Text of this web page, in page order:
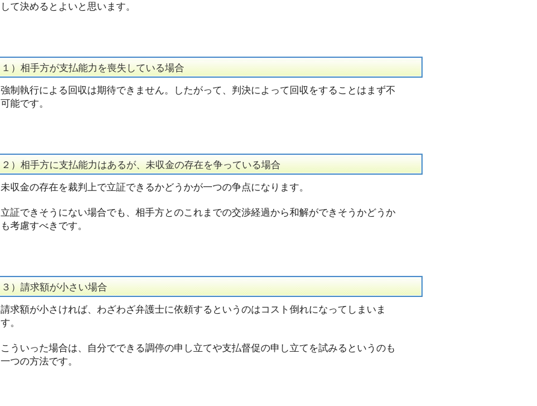
して決めるとよいと思います。
１）相手方が支払能力を喪失している場合
強制執行による回収は期待できません。したがって、判決によって回収をすることはまず不
可能です。
２）相手方に支払能力はあるが、未収金の存在を争っている場合
未収金の存在を裁判上で立証できるかどうかが一つの争点になります。
立証できそうにない場合でも、相手方とのこれまでの交渉経過から和解ができそうかどうか
も考慮すべきです。
３）請求額が小さい場合
請求額が小さければ、わざわざ弁護士に依頼するというのはコスト倒れになってしまいま
す。
こういった場合は、自分でできる調停の申し立てや支払督促の申し立てを試みるというのも
一つの方法です。